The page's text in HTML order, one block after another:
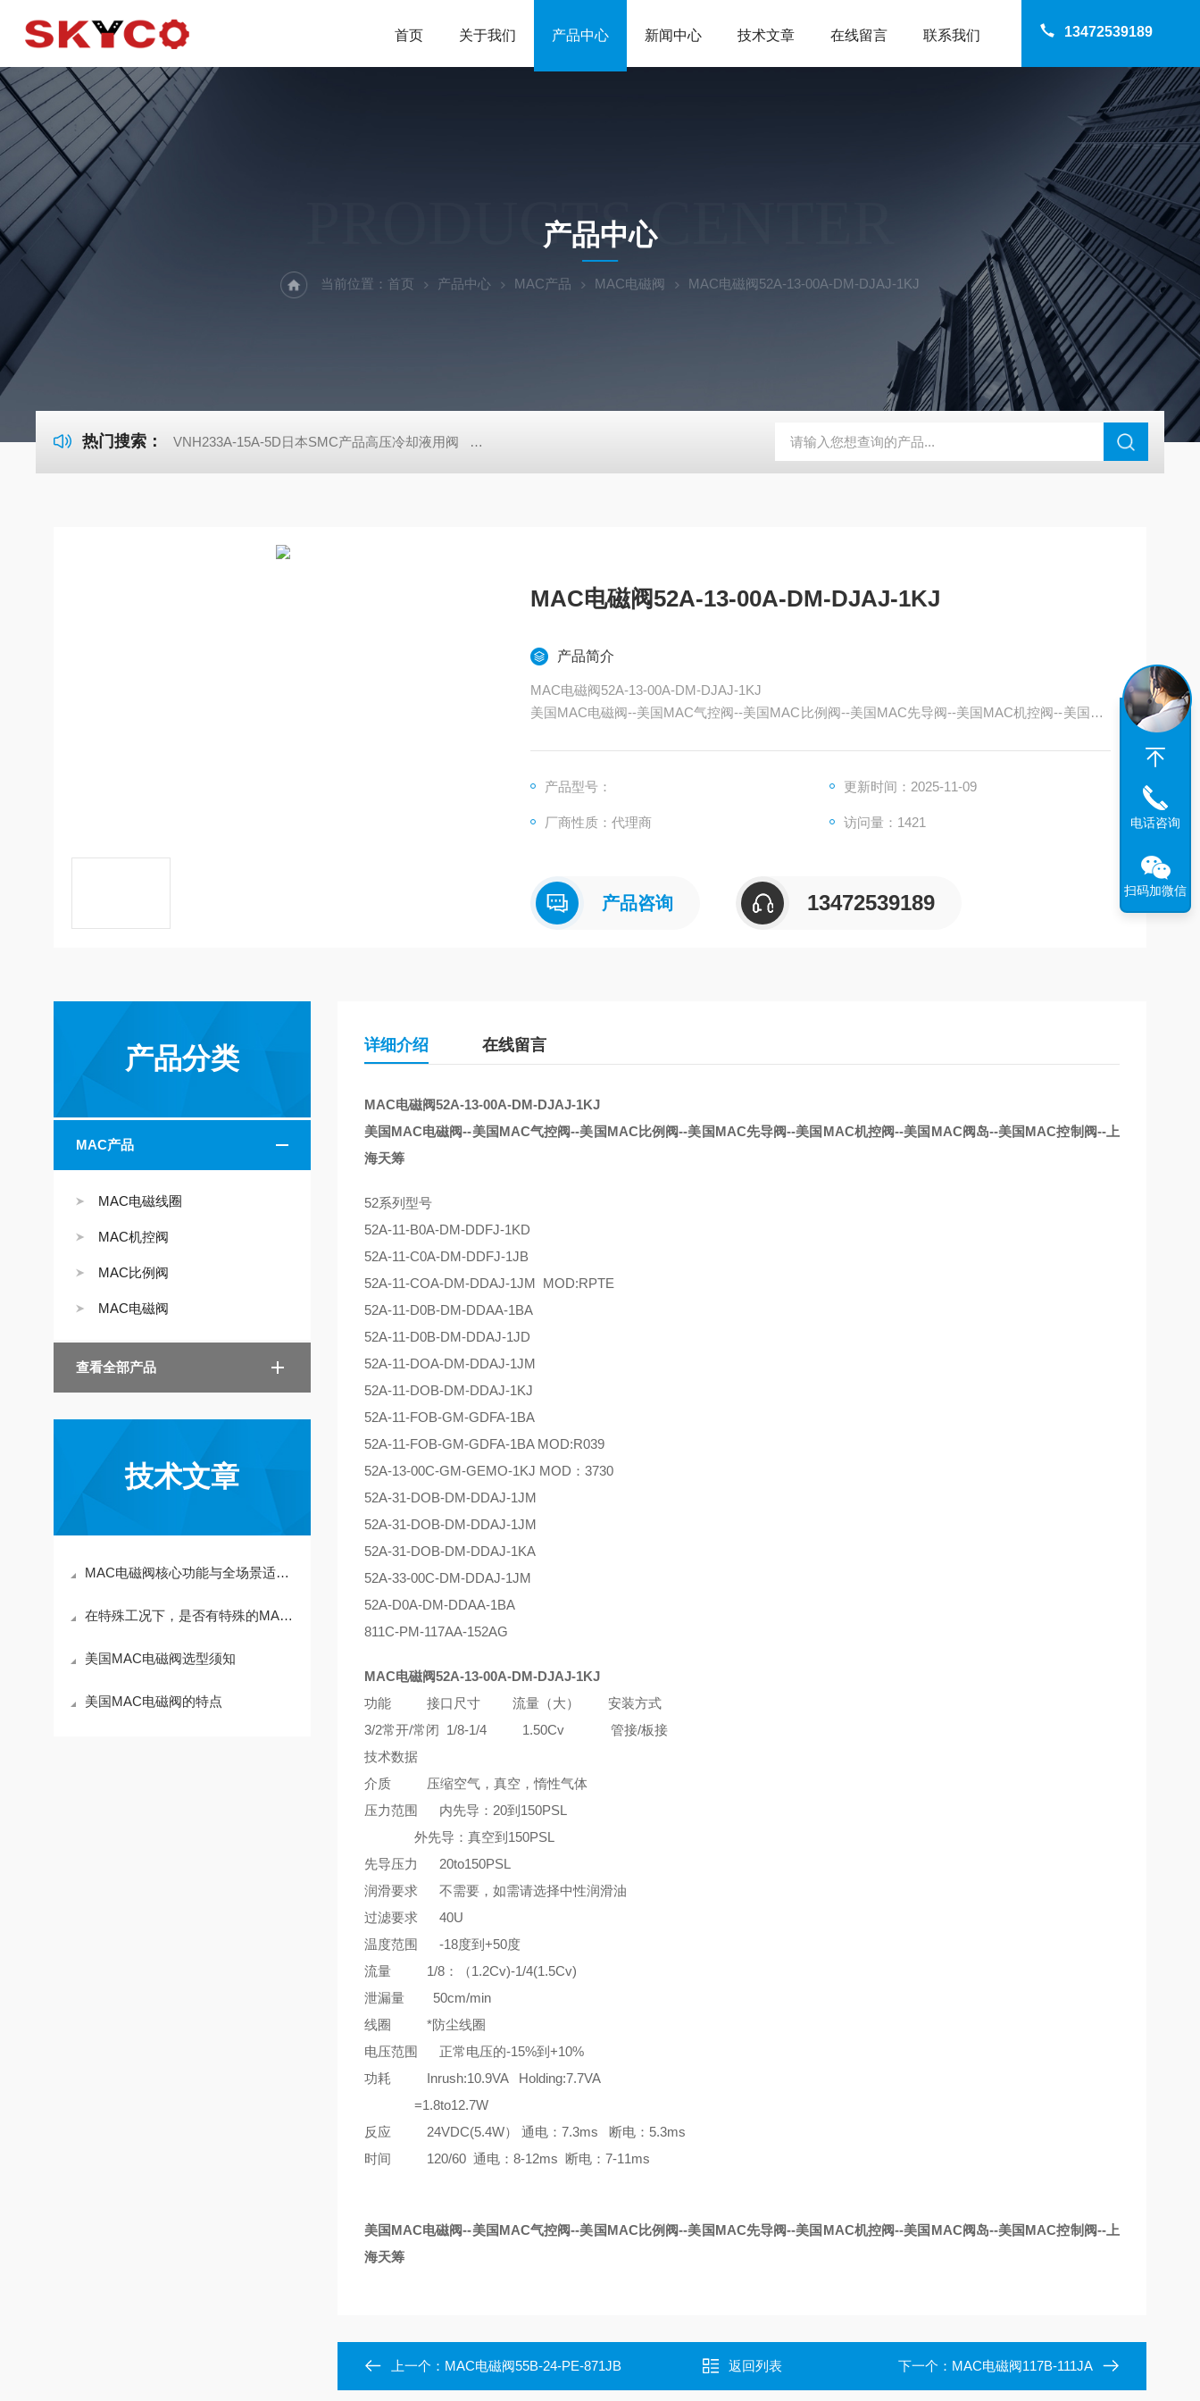
13472539189
首页 关于我们 产品中心 新闻中心 技术文章 在线留言 联系我们
PRODUCTS CENTER
产品中心
当前位置： 首页 产品中心 MAC产品 MAC电磁阀 MAC电磁阀52A-13-00A-DM-DJAJ-1KJ
热门搜索： VNH233A-15A-5D日本SMC产品高压冷却液用阀 MVSD-180-4E1-AC220V代理金器Mindman电磁阀MVSD-180-4E1-AC220V 麦特沃克
MAC电磁阀52A-13-00A-DM-DJAJ-1KJ
产品简介
MAC电磁阀52A-13-00A-DM-DJAJ-1KJ
美国MAC电磁阀--美国MAC气控阀--美国MAC比例阀--美国MAC先导阀--美国MAC机控阀--美国MA
产品型号： 更新时间：2025-11-09
厂商性质：代理商 访问量：1421
产品咨询 13472539189
产品分类
MAC产品
MAC电磁线圈
MAC机控阀
MAC比例阀
MAC电磁阀
查看全部产品
技术文章
MAC电磁阀核心功能与全场景适配指南
在特殊工况下，是否有特殊的MAC电磁阀产品可供选择？
美国MAC电磁阀选型须知
美国MAC电磁阀的特点
详细介绍 在线留言
MAC电磁阀52A-13-00A-DM-DJAJ-1KJ
美国MAC电磁阀--美国MAC气控阀--美国MAC比例阀--美国MAC先导阀--美国MAC机控阀--美国MAC阀岛--美国MAC控制阀--上
海天筹
52系列型号
52A-11-B0A-DM-DDFJ-1KD
52A-11-C0A-DM-DDFJ-1JB
52A-11-COA-DM-DDAJ-1JM MOD:RPTE
52A-11-D0B-DM-DDAA-1BA
52A-11-D0B-DM-DDAJ-1JD
52A-11-DOA-DM-DDAJ-1JM
52A-11-DOB-DM-DDAJ-1KJ
52A-11-FOB-GM-GDFA-1BA
52A-11-FOB-GM-GDFA-1BA MOD:R039
52A-13-00C-GM-GEMO-1KJ MOD：3730
52A-31-DOB-DM-DDAJ-1JM
52A-31-DOB-DM-DDAJ-1JM
52A-31-DOB-DM-DDAJ-1KA
52A-33-00C-DM-DDAJ-1JM
52A-D0A-DM-DDAA-1BA
811C-PM-117AA-152AG
MAC电磁阀52A-13-00A-DM-DJAJ-1KJ
功能 接口尺寸 流量（大） 安装方式
3/2常开/常闭 1/8-1/4 1.50Cv 管接/板接
技术数据
介质 压缩空气，真空，惰性气体
压力范围 内先导：20到150PSL
外先导：真空到150PSL
先导压力 20to150PSL
润滑要求 不需要，如需请选择中性润滑油
过滤要求 40U
温度范围 -18度到+50度
流量 1/8：（1.2Cv)-1/4(1.5Cv)
泄漏量 50cm/min
线圈 *防尘线圈
电压范围 正常电压的-15%到+10%
功耗 Inrush:10.9VA Holding:7.7VA
=1.8to12.7W
反应 24VDC(5.4W） 通电：7.3ms 断电：5.3ms
时间 120/60 通电：8-12ms 断电：7-11ms
美国MAC电磁阀--美国MAC气控阀--美国MAC比例阀--美国MAC先导阀--美国MAC机控阀--美国MAC阀岛--美国MAC控制阀--上
海天筹
上一个： MAC电磁阀55B-24-PE-871JB 返回列表 下一个： MAC电磁阀117B-111JA
电话咨询
扫码加微信